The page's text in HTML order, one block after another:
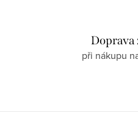
Doprava
při nákupu